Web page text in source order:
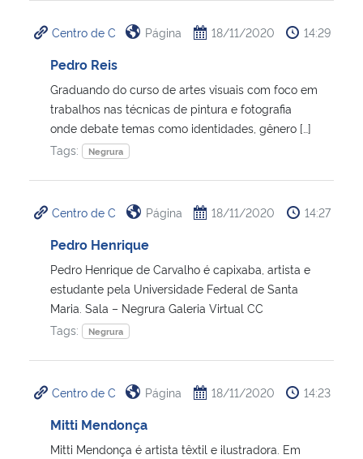
Centro de C Página 18/11/2020 14:29
Pedro Reis
Graduando do curso de artes visuais com foco em
trabalhos nas técnicas de pintura e fotografia
onde debate temas como identidades, gênero […]
Tags:
Negrura
Centro de C Página 18/11/2020 14:27
Pedro Henrique
Pedro Henrique de Carvalho é capixaba, artista e
estudante pela Universidade Federal de Santa
Maria. Sala – Negrura Galeria Virtual CC
Tags:
Negrura
Centro de C Página 18/11/2020 14:23
Mitti Mendonça
Mitti Mendonça é artista têxtil e ilustradora. Em